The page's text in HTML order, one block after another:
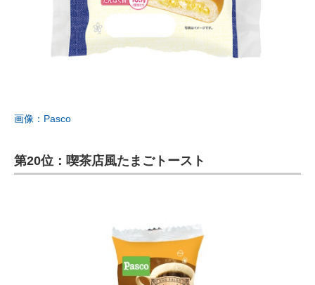
画像：Pasco
第20位：喫茶店風たまごトースト